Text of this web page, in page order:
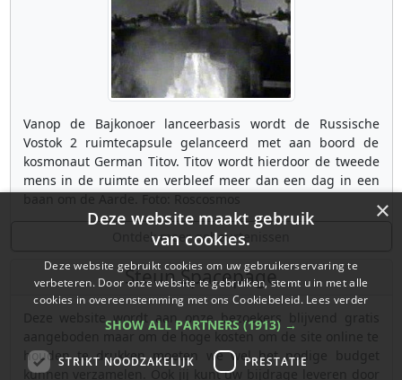
Vanop de Bajkonoer lanceerbasis wordt de Russische
Vostok 2 ruimtecapsule gelanceerd met aan boord de
kosmonaut German Titov. Titov wordt hierdoor de tweede
mens in de ruimte en verbleef meer dan een dag in een
Ontdek meer gebeurtenissen
Steun Spacepage
Deze website wordt aan onze bezoekers blijvend gratis
aangeboden maar om de hoge kosten om de site online te
houden te drukken moeten we wel het nodige budget
kunnen verzamelen. Ook jij kunt uw bijdrage leveren door
×
Deze website maakt gebruik
van cookies.
Deze website gebruikt cookies om uw gebruikerservaring te
verbeteren. Door onze website te gebruiken, stemt u in met alle
cookies in overeenstemming met ons Cookiebeleid. Lees verder
SHOW ALL PARTNERS (1913) →
STRIKT NOODZAKELIJK PRESTATIE